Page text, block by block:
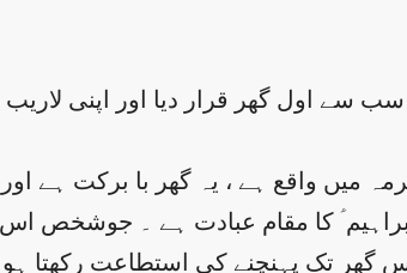
سے اول گھر قرار دیا اور اپنی
کا مقام عبادت ہے ۔ جوشخص
گھر تک پہنچنے کی استطاعت رکھتا